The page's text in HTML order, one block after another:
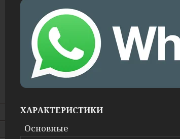
ХАРАКТЕРИСТИКИ
Основные